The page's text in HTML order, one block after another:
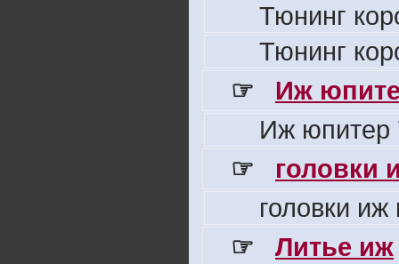
Тюнинг
Тюнинг
☞
Иж
Иж юпитер
☞
головки
головки
☞
Литье иж